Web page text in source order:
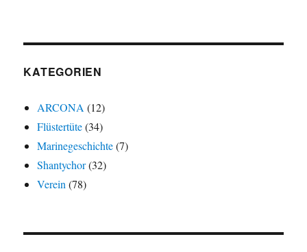
KATEGORIEN
ARCONA (12)
Flüstertüte(34)
Marinegeschichte(7)
Shantychor(32)
Verein (78)